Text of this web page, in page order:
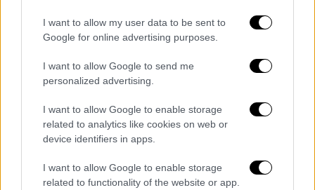
I want to allow my user data to be sent to
Google for online advertising purposes.
I want to allow Google to send me
personalized advertising.
I want to allow Google to enable storage
related to analytics like cookies on web or
device identifiers in apps.
I want to allow Google to enable storage
related to functionality of the website or app.
εξαφανισμένα βίντεο, αλλά και για μια
“εξαφανισμένη” πρόεδρο δικαστηρίου, η
οποία, αφού επέστρεψε στην έδρα έπειτα
από είκοσι τρεις ημέρες, αποχώρησε εκ νέου
λόγω, όπως πληροφορήθηκα, τεχνικού
προβλήματος.Στόχος μας σήμερα είναι να
κάνουμε ό,τι απαιτείται ώστε να λάβουμε το
και τρεις εβδομάδες και, δυστυχώς, δεν μας